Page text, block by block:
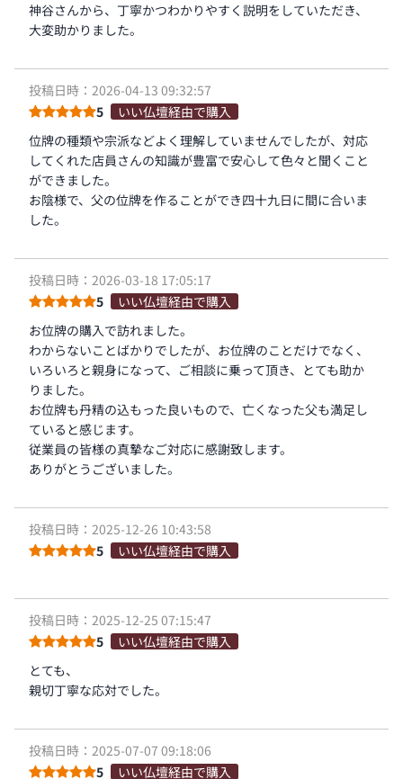
神谷さんから、丁寧かつわかりやすく説明をしていただき、
大変助かりました。
投稿日時：2026-04-13 09:32:57
5
いい仏壇経由で購入
位牌の種類や宗派などよく理解していませんでしたが、対応
してくれた店員さんの知識が豊富で安心して色々と聞くこと
ができました。
お陰様で、父の位牌を作ることができ四十九日に間に合いま
した。
投稿日時：2026-03-18 17:05:17
5
いい仏壇経由で購入
お位牌の購入で訪れました。
わからないことばかりでしたが、お位牌のことだけでなく、
いろいろと親身になって、ご相談に乗って頂き、とても助か
りました。
お位牌も丹精の込もった良いもので、亡くなった父も満足し
ていると感じます。
従業員の皆様の真摯なご対応に感謝致します。
ありがとうございました。
投稿日時：2025-12-26 10:43:58
5
いい仏壇経由で購入
投稿日時：2025-12-25 07:15:47
5
いい仏壇経由で購入
とても、
親切丁寧な応対でした。
投稿日時：2025-07-07 09:18:06
5
いい仏壇経由で購入